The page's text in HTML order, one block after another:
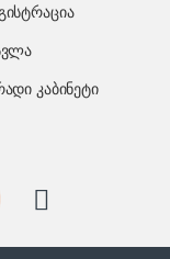
კაბინეტი